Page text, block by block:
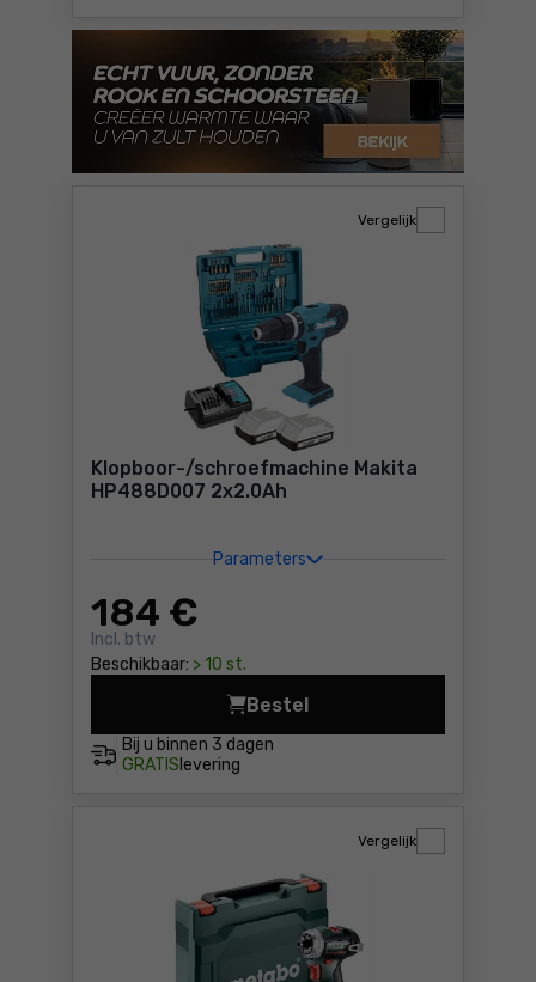
Klopboor-/schroefmachine Makita
HP488D007 2x2.0Ah
Parameters
184 €
Incl. btw
Beschikbaar: > 10 st.
Vergelijk
Bij u binnen 3 dagen
GRATIS levering
Bestel
Klopboor-/schroefmachine
Vergelijk